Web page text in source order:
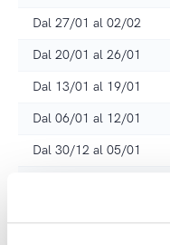
Dal 27/01 al 02/02
Dal 20/01 al 26/01
Dal 13/01 al 19/01
Dal 06/01 al 12/01
Dal 30/12 al 05/01